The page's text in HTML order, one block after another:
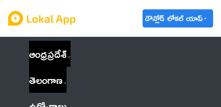
డౌన్లోడ్ లోకల్ యాప్
ఆంధ్రప్రదేశ్
తెలంగాణ